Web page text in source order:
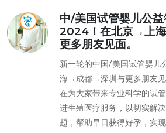
中/美国试管婴儿公
2024！在北京→上
更多朋友见面。
新一轮的中国/美国试管婴儿
海→成都→深圳与更多朋友见
在为大家带来专业科学的试
进生殖医疗服务，以切实解
题，帮助早日获得好孕，实